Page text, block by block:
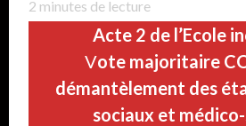
2 minutes de lecture
Acte 2 de l’Ecole
Vote majoritaire
démantèlement des
sociaux et